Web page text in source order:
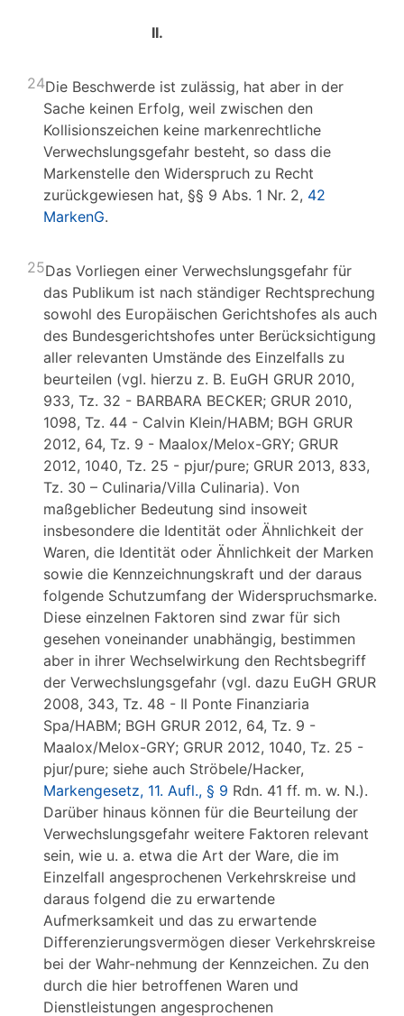
II.
24Die Beschwerde ist zulässig, hat aber in der
Sache keinen Erfolg, weil zwischen den
Kollisionszeichen keine markenrechtliche
Verwechslungsgefahr besteht, so dass die
Markenstelle den Widerspruch zu Recht
zurückgewiesen hat, §§ 9 Abs. 1 Nr. 2, 42
MarkenG.
25Das Vorliegen einer Verwechslungsgefahr für
das Publikum ist nach ständiger Rechtsprechung
sowohl des Europäischen Gerichtshofes als auch
des Bundesgerichtshofes unter Berücksichtigung
aller relevanten Umstände des Einzelfalls zu
beurteilen (vgl. hierzu z. B. EuGH GRUR 2010,
933, Tz. 32 - BARBARA BECKER; GRUR 2010,
1098, Tz. 44 - Calvin Klein/HABM; BGH GRUR
2012, 64, Tz. 9 - Maalox/Melox-GRY; GRUR
2012, 1040, Tz. 25 - pjur/pure; GRUR 2013, 833,
Tz. 30 – Culinaria/Villa Culinaria). Von
maßgeblicher Bedeutung sind insoweit
insbesondere die Identität oder Ähnlichkeit der
Waren, die Identität oder Ähnlichkeit der Marken
sowie die Kennzeichnungskraft und der daraus
folgende Schutzumfang der Widerspruchsmarke.
Diese einzelnen Faktoren sind zwar für sich
gesehen voneinander unabhängig, bestimmen
aber in ihrer Wechselwirkung den Rechtsbegriff
der Verwechslungsgefahr (vgl. dazu EuGH GRUR
2008, 343, Tz. 48 - Il Ponte Finanziaria
Spa/HABM; BGH GRUR 2012, 64, Tz. 9 -
Maalox/Melox-GRY; GRUR 2012, 1040, Tz. 25 -
pjur/pure; siehe auch Ströbele/Hacker,
Markengesetz, 11. Aufl., § 9 Rdn. 41 ff. m. w. N.).
Darüber hinaus können für die Beurteilung der
Verwechslungsgefahr weitere Faktoren relevant
sein, wie u. a. etwa die Art der Ware, die im
Einzelfall angesprochenen Verkehrskreise und
daraus folgend die zu erwartende
Aufmerksamkeit und das zu erwartende
Differenzierungsvermögen dieser Verkehrskreise
bei der Wahr-nehmung der Kennzeichen. Zu den
durch die hier betroffenen Waren und
Dienstleistungen angesprochenen